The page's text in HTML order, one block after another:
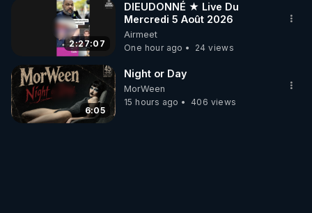
2:27:07
DIEUDONNÉ ★ Live Du
Mercredi 5 Août 2026
Airmeet
One hour ago
24 views
6:05
Night or Day
MorWeen
15 hours ago
406 views